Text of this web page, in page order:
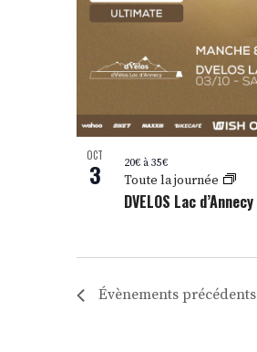
OCT
3
DVELOS Lac d’Annecy
Toute la journée
20€ à 35€
Évènements précédents